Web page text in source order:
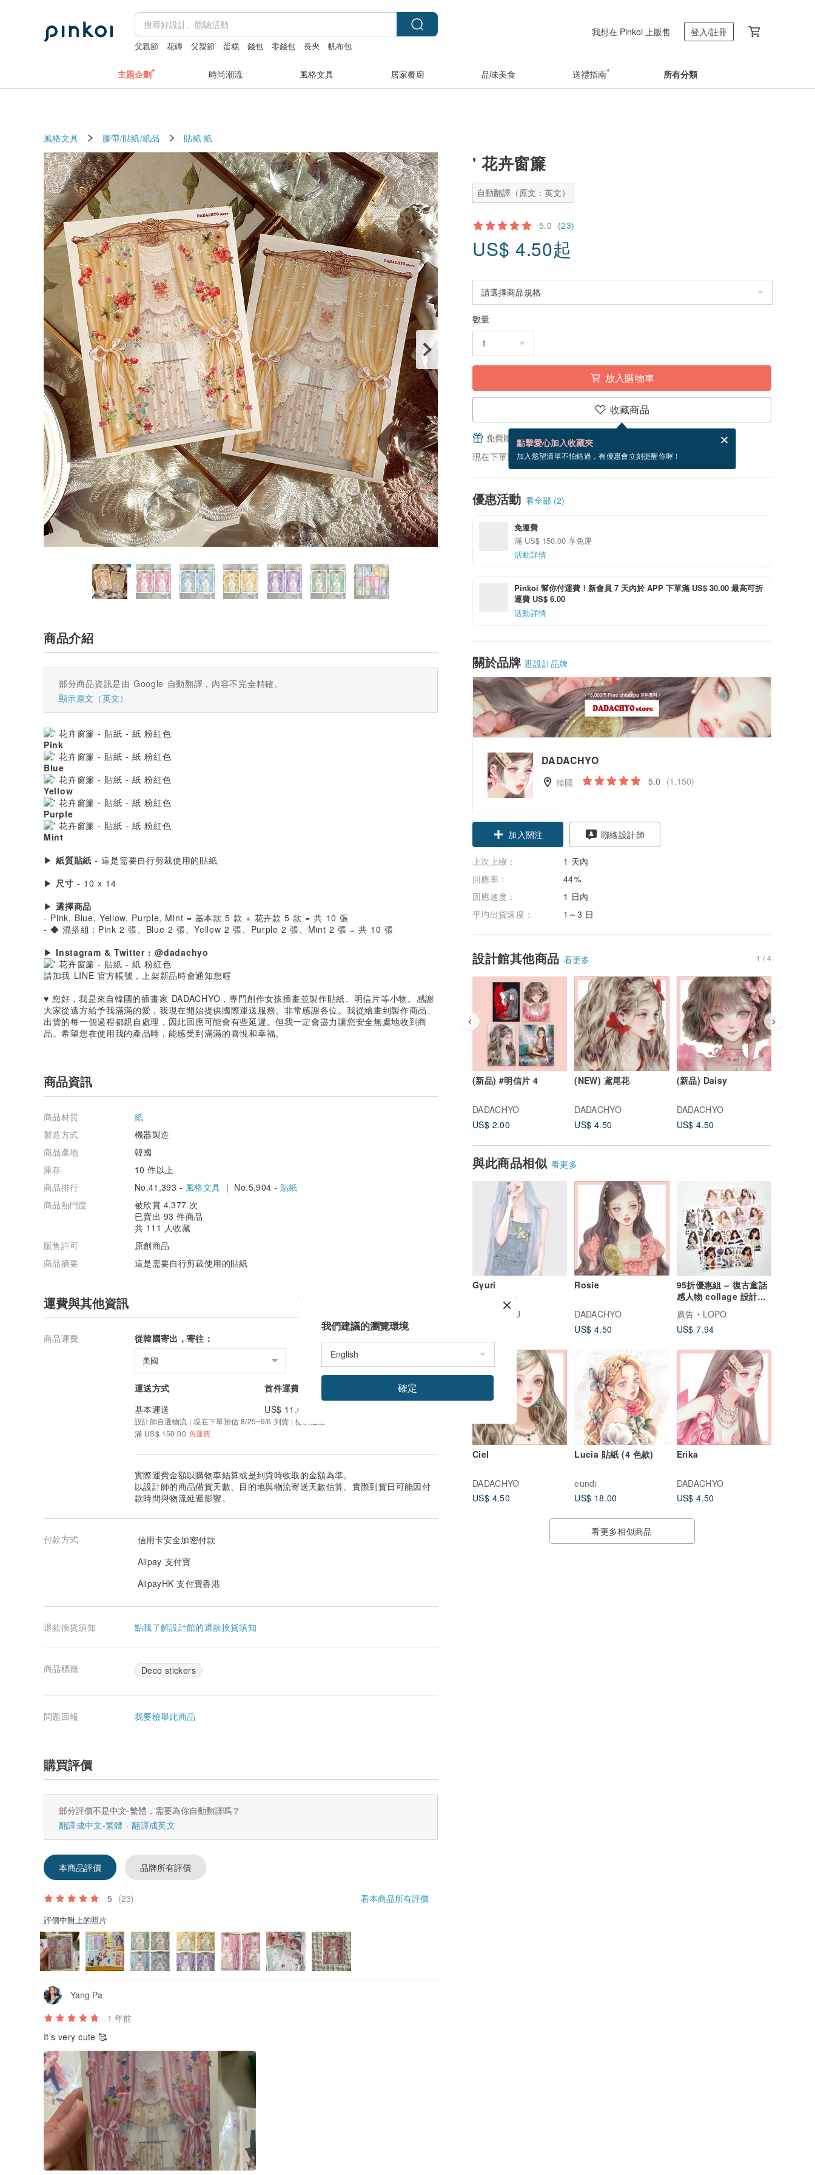
父親節 花磚 父親節 蛋糕 錢包 零錢包 長夾 帆布包
我想在 Pinkoi 上販售 登入/註冊
主題企劃 時尚潮流 風格文具 居家餐廚 品味美食 送禮指南 所有分類
風格文具 膠帶/貼紙/紙品 貼紙 紙
' 花卉窗簾
自動翻譯（原文：英文）
5.0 (23)
US$ 4.50起
數量
放入購物車
收藏商品
點擊愛心加入收藏夾
加入慾望清單不怕錯過，有優惠會立刻提醒你喔！
免費贈送電子賀卡，結帳完成後填寫
現在下單預估 8/25~9/6 到貨。
優惠活動 看全部 (2)
免運費
滿 US$ 150.00 享免運
活動詳情
Pinkoi 幫你付運費！新會員 7 天內於 APP 下單滿 US$ 30.00 最高可折
運費 US$ 6.00
活動詳情
關於品牌 逛設計品牌
DADACHYO
韓國 5.0 (1,150)
加入關注 聯絡設計師
上次上線：
1 天內
回應率：
44%
回應速度：
1 日內
平均出貨速度：
1～3 日
設計館其他商品 看更多 1 / 4
(新品) #明信片 4
DADACHYO
US$ 2.00
(NEW) 鳶尾花
DADACHYO
US$ 4.50
(新品) Daisy
DADACHYO
US$ 4.50
與此商品相似 看更多
Gyuri
CHIU
Rosie
DADACHYO
US$ 4.50
95折優惠組 – 復古童話
感人物 collage 設計貼
紙組
廣告
LOPO
US$ 7.94
Ciel
DADACHYO
US$ 4.50
Lucia 貼紙 (4 色款)
eundi
US$ 18.00
Erika
DADACHYO
US$ 4.50
看更多相似商品
商品介紹
部分商品資訊是由 Google 自動翻譯，內容不完全精確。
顯示原文（英文）
Pink
Blue
Yellow
Purple
Mint
▶紙質貼紙 - 這是需要自行剪裁使用的貼紙
▶ 尺寸 - 10 x 14
▶選擇商品
- Pink, Blue, Yellow, Purple, Mint = 基本款 5 款 + 花卉款 5 款 = 共 10 張
- ◆ 混搭組：Pink 2 張、Blue 2 張、Yellow 2 張、Purple 2 張、Mint 2 張 = 共 10 張
▶Instagram & Twitter : @dadachyo
請加我 LINE 官方帳號，上架新品時會通知您喔
♥ 您好，我是來自韓國的插畫家 DADACHYO，專門創作女孩插畫並製作貼紙、明信片等小物。感謝
大家從遠方給予我滿滿的愛，我現在開始提供國際運送服務。非常感謝各位。我從繪畫到製作商品、
出貨的每一個過程都親自處理，因此回應可能會有些延遲。但我一定會盡力讓您安全無虞地收到商
品。希望您在使用我的產品時，能感受到滿滿的喜悅和幸福。
商品資訊
商品材質
紙
製造方式
機器製造
商品產地
韓國
庫存
10 件以上
商品排行
No.41,393 - 風格文具 | No.5,904 - 貼紙
商品熱門度
被欣賞 4,377 次
已賣出 93 件商品
共 111 人收藏
販售許可
原創商品
商品摘要
這是需要自行剪裁使用的貼紙
運費與其他資訊
商品運費 從韓國寄出，寄往：
美國
運送方式 首件運費
基本運送
US$ 11.00
設計師自選物流 | 現在下單預估 8/25~9/6 到貨 | 提供追蹤
滿 US$ 150.00 免運費
實際運費金額以購物車結算或是到貨時收取的金額為準。
以設計師的商品備貨天數、目的地與物流寄送天數估算。實際到貨日可能因付
款時間與物流延遲影響。
付款方式
信用卡安全加密付款
Alipay 支付寶
AlipayHK 支付寶香港
退款換貨須知 點我了解設計館的退款換貨須知
商品標籤 Deco stickers
問題回報 我要檢舉此商品
購買評價
部分評價不是中文-繁體，需要為你自動翻譯嗎？
翻譯成中文-繁體
翻譯成英文
本商品評價 品牌所有評價
5 (23) 看本商品所有評價
評價中附上的照片
Yang Pa
1 年前
It’s very cute 🥰
我們建議的瀏覽環境
確定